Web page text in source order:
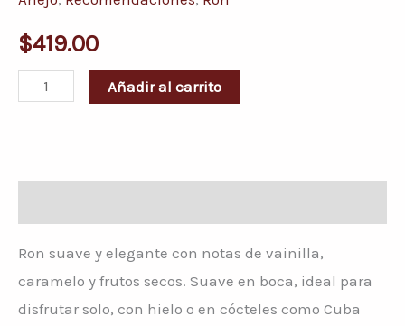
$419.00
Añadir al carrito
Ron suave y elegante con notas de vainilla,
caramelo y frutos secos. Suave en boca, ideal para
disfrutar solo, con hielo o en cócteles como Cuba